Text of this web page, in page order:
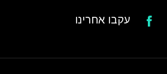
עקבו אחרינו